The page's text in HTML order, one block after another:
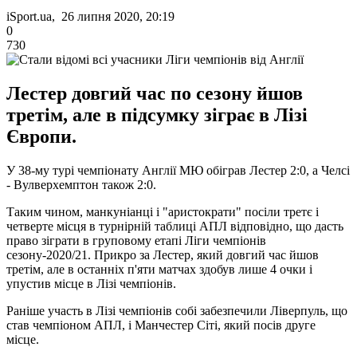
iSport.ua, 26 липня 2020, 20:19
0
730
Лестер довгий час по сезону йшов
третім, але в підсумку зіграє в Лізі
Європи.
У 38-му турі чемпіонату Англії МЮ обіграв Лестер 2:0, а Челсі
- Вулверхемптон також 2:0.
Таким чином, манкуніанці і "аристократи" посіли третє і
четверте місця в турнірній таблиці АПЛ відповідно, що дасть
право зіграти в груповому етапі Ліги чемпіонів
сезону-2020/21. Прикро за Лестер, який довгий час йшов
третім, але в останніх п'яти матчах здобув лише 4 очки і
упустив місце в Лізі чемпіонів.
Раніше участь в Лізі чемпіонів собі забезпечили Ліверпуль, що
став чемпіоном АПЛ, і Манчестер Сіті, який посів друге
місце.